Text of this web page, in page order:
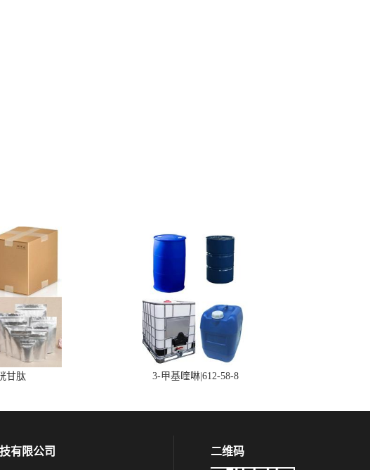
甘肽 3-甲基喹啉|612-58-8
有限公司 二维码